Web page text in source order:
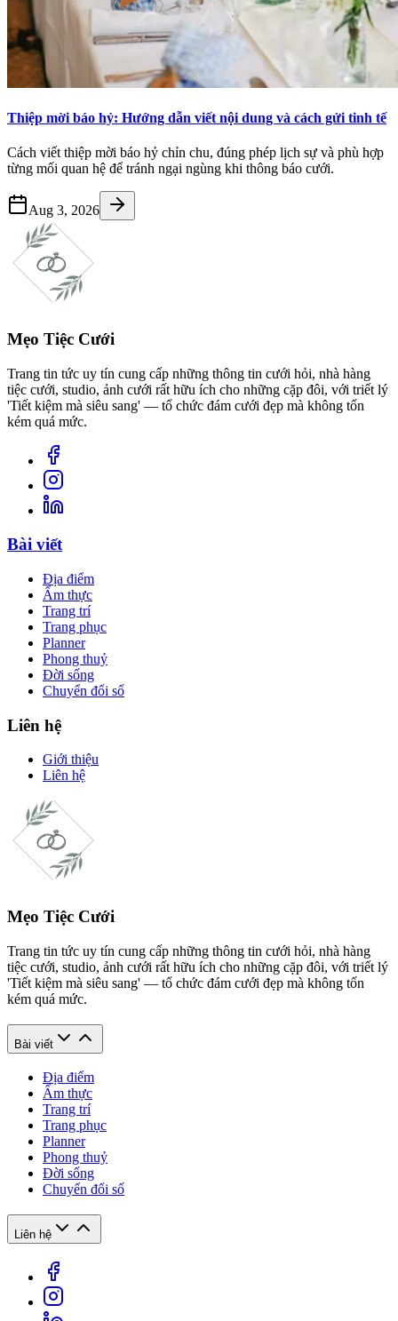
Thiệp mời báo hỷ: Hướng dẫn viết nội dung và cách gửi tinh tế
Cách viết thiệp mời báo hỷ chỉn chu, đúng phép lịch sự và phù hợp
từng mối quan hệ để tránh ngại ngùng khi thông báo cưới.
Aug 3, 2026
Mẹo Tiệc Cưới
Trang tin tức uy tín cung cấp những thông tin cưới hỏi, nhà hàng
tiệc cưới, studio, ảnh cưới rất hữu ích cho những cặp đôi, với triết lý
'Tiết kiệm mà siêu sang' — tổ chức đám cưới đẹp mà không tốn
kém quá mức.
Bài viết
Địa điểm
Ẩm thực
Trang trí
Trang phục
Planner
Phong thuỷ
Đời sống
Chuyển đổi số
Liên hệ
Giới thiệu
Liên hệ
Mẹo Tiệc Cưới
Trang tin tức uy tín cung cấp những thông tin cưới hỏi, nhà hàng
tiệc cưới, studio, ảnh cưới rất hữu ích cho những cặp đôi, với triết lý
'Tiết kiệm mà siêu sang' — tổ chức đám cưới đẹp mà không tốn
kém quá mức.
Bài viết
Địa điểm
Ẩm thực
Trang trí
Trang phục
Planner
Phong thuỷ
Đời sống
Chuyển đổi số
Liên hệ